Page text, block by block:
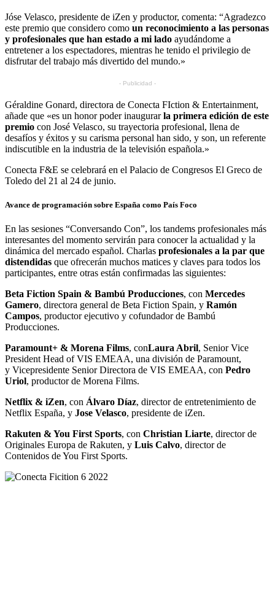
Jóse Velasco, presidente de iZen y productor, comenta: “Agradezco
este premio que considero como un reconocimiento a las personas
y profesionales que han estado a mi lado ayudándome a
entretener a los espectadores, mientras he tenido el privilegio de
disfrutar del trabajo más divertido del mundo.»
- Publicidad -
Géraldine Gonard, directora de Conecta FIction & Entertainment,
añade que «es un honor poder inaugurarla primera edición de este
premio con José Velasco, su trayectoria profesional, llena de
desafíos y éxitos y su carisma personal han sido, y son, un referente
indiscutible en la industria de la televisión española.»
Conecta F&E se celebrará en el Palacio de Congresos El Greco de
Toledo del 21 al 24 de junio.
Avance de programación sobre España como País Foco
En las sesiones “Conversando Con”, los tandems profesionales más
interesantes del momento servirán para conocer la actualidad y la
dinámica del mercado español. Charlas profesionales a la par que
distendidas que ofrecerán muchos matices y claves para todos los
participantes, entre otras están confirmadas las siguientes:
Beta Fiction Spain & Bambú Producciones, con Mercedes
Gamero, directora general de Beta Fiction Spain, y Ramón
Campos, productor ejecutivo y cofundador de Bambú
Producciones.
Paramount+ & Morena Films, conLaura Abril, Senior Vice
President Head of VIS EMEAA, una división de Paramount,
y Vicepresidente Senior Directora de VIS EMEAA, con Pedro
Uriol, productor de Morena Films.
Netflix & iZen, con Álvaro Díaz, director de entretenimiento de
Netflix España, y Jose Velasco, presidente de iZen.
Rakuten & You First Sports, con Christian Liarte, director de
Originales Europa de Rakuten, y Luis Calvo, director de
Contenidos de You First Sports.